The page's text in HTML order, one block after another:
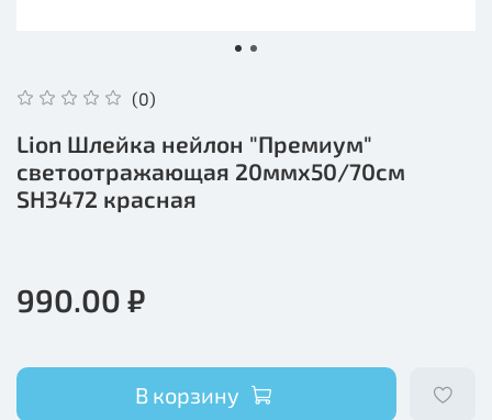
(0)
Lion Шлейка нейлон "Премиум"
светоотражающая 20ммх50/70см
SH3472 красная
990.00 ₽
В корзину